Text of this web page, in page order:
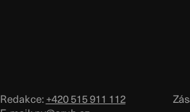
Redakce:+420 515 911 112